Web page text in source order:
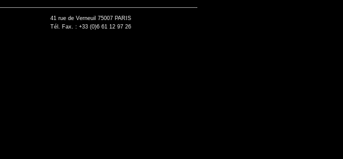
41 rue de Verneuil 75007 PARIS
Tél. Fax. : +33 (0)6 61 12 97 26